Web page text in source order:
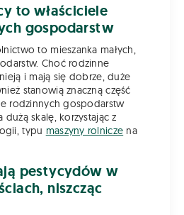
to właściciele
gospodarstw
to mieszanka małych,
Choć rodzinne
i mają się dobrze, duże
stanowią znaczną część
rodzinnych gospodarstw
dużą skalę, korzystając z
typu maszyny rolnicze na
pestycydów w
niszcząc